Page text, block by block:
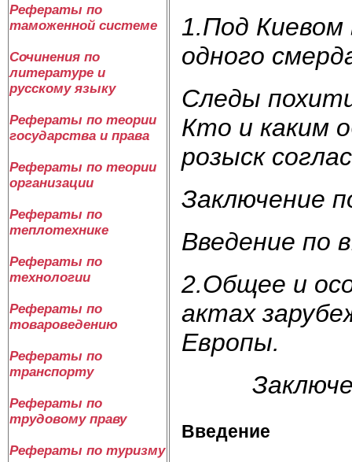
Рефераты по
таможенной системе
Сочинения по
литературе и
русскому языку
Рефераты по теории
государства и права
Рефераты по теории
организации
Рефераты по
теплотехнике
Рефераты по
технологии
Рефераты по
товароведению
Рефераты по
транспорту
Рефераты по
трудовому праву
Рефераты по туризму
1.Под Киевом
одного
Следы
Кто и каким
розыск
Заключение
Введение по
2.Общее и
актах
Европы.
Введение